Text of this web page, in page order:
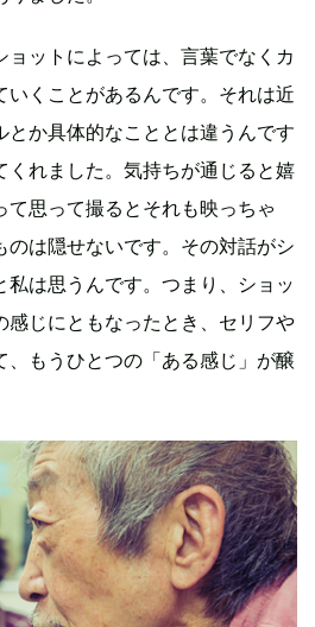
ョットによっては、言葉でなくカ
いくことがあるんです。それは近
とか具体的なこととは違うんです
くれました。気持ちが通じると嬉
思って撮るとそれも映っちゃ
のは隠せないです。その対話がシ
私は思うんです。つまり、ショッ
感じにともなったとき、セリフや
、もうひとつの「ある感じ」が醸